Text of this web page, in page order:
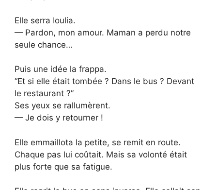
Elle serra Ioulia.
— Pardon, mon amour. Maman a perdu notre
seule chance…
Puis une idée la frappa.
“Et si elle était tombée ? Dans le bus ? Devant
le restaurant ?”
Ses yeux se rallumèrent.
— Je dois y retourner !
Elle emmaillota la petite, se remit en route.
Chaque pas lui coûtait. Mais sa volonté était
plus forte que sa fatigue.